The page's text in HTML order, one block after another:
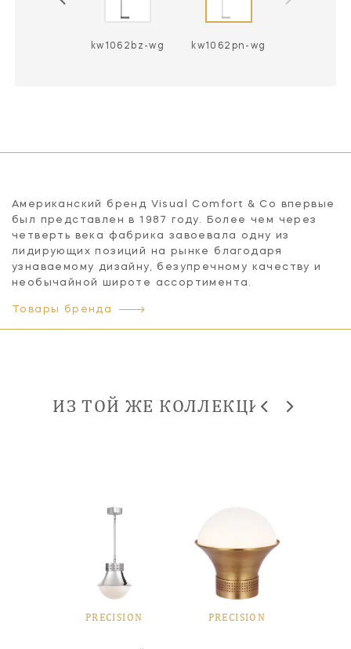
kw1062bz-wg kw1062pn-wg
Американский бренд Visual Comfort & Co впервые
был представлен в 1987 году. Более чем через
четверть века фабрика завоевала одну из
лидирующих позиций на рынке благодаря
узнаваемому дизайну, безупречному качеству и
необычайной широте ассортимента.
Товары бренда
ИЗ ТОЙ ЖЕ КОЛЛЕКЦИИ
PRECISION PRECISION